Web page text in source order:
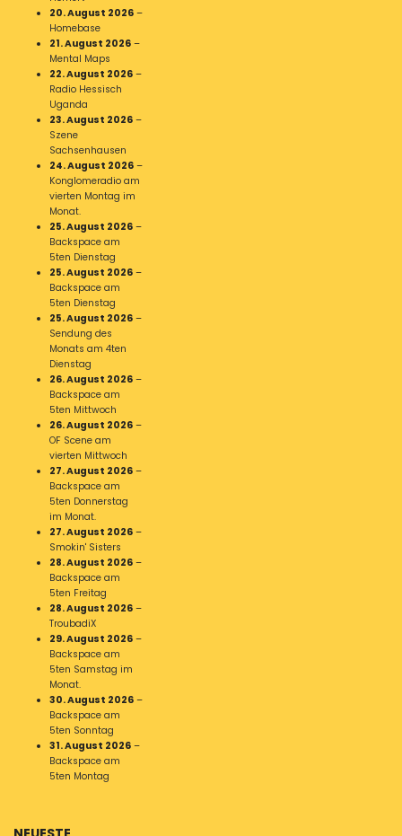
20. August 2026 –
Homebase
21. August 2026 –
Mental Maps
22. August 2026 –
Radio Hessisch
Uganda
23. August 2026 –
Szene
Sachsenhausen
24. August 2026 –
Konglomeradio am
vierten Montag im
Monat.
25. August 2026 –
Backspace am
5ten Dienstag
25. August 2026 –
Backspace am
5ten Dienstag
25. August 2026 –
Sendung des
Monats am 4ten
Dienstag
26. August 2026 –
Backspace am
5ten Mittwoch
26. August 2026 –
OF Scene am
vierten Mittwoch
27. August 2026 –
Backspace am
5ten Donnerstag
im Monat.
27. August 2026 –
Smokin' Sisters
28. August 2026 –
Backspace am
5ten Freitag
28. August 2026 –
TroubadiX
29. August 2026 –
Backspace am
5ten Samstag im
Monat.
30. August 2026 –
Backspace am
5ten Sonntag
31. August 2026 –
Backspace am
5ten Montag